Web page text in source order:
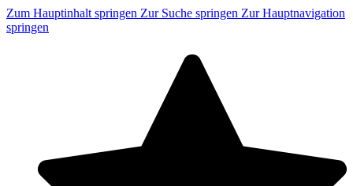
Zum Hauptinhalt springen Zur Suche springen Zur Hauptnavigation
springen